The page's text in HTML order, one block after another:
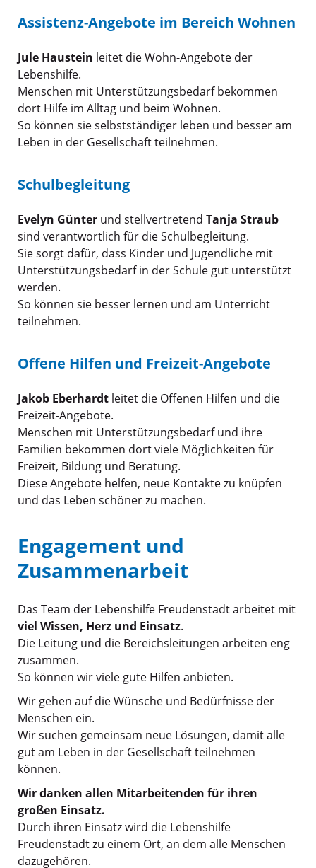
Assistenz-Angebote im Bereich Wohnen
Jule Haustein leitet die Wohn-Angebote der
Lebenshilfe.
Menschen mit Unterstützungsbedarf bekommen
dort Hilfe im Alltag und beim Wohnen.
So können sie selbstständiger leben und besser am
Leben in der Gesellschaft teilnehmen.
Schulbegleitung
Evelyn Günter und stellvertretend Tanja Straub
sind verantwortlich für die Schulbegleitung.
Sie sorgt dafür, dass Kinder und Jugendliche mit
Unterstützungsbedarf in der Schule gut unterstützt
werden.
So können sie besser lernen und am Unterricht
teilnehmen.
Offene Hilfen und Freizeit-Angebote
Jakob Eberhardt leitet die Offenen Hilfen und die
Freizeit-Angebote.
Menschen mit Unterstützungsbedarf und ihre
Familien bekommen dort viele Möglichkeiten für
Freizeit, Bildung und Beratung.
Diese Angebote helfen, neue Kontakte zu knüpfen
und das Leben schöner zu machen.
Engagement und
Zusammenarbeit
Das Team der Lebenshilfe Freudenstadt arbeitet mit
viel Wissen, Herz und Einsatz.
Die Leitung und die Bereichsleitungen arbeiten eng
zusammen.
So können wir viele gute Hilfen anbieten.
Wir gehen auf die Wünsche und Bedürfnisse der
Menschen ein.
Wir suchen gemeinsam neue Lösungen, damit alle
gut am Leben in der Gesellschaft teilnehmen
können.
Wir danken allen Mitarbeitenden für ihren
großen Einsatz.
Durch ihren Einsatz wird die Lebenshilfe
Freudenstadt zu einem Ort, an dem alle Menschen
dazugehören.